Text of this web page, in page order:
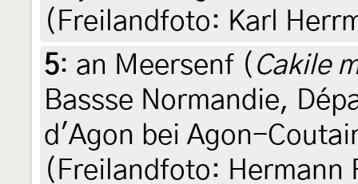
(Freilandfoto: Karl
5: an Meersenf ( Cakile
Bassse Normandie,
d'Agon bei Agon-
(Freilandfoto: Hermann